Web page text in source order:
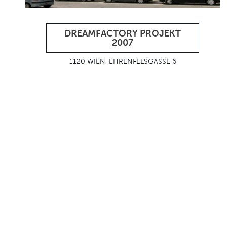
DREAMFACTORY PROJEKT
2007
1120 WIEN, EHRENFELSGASSE 6